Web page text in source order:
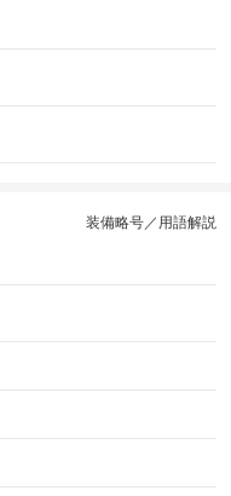
装備略号／用語解説